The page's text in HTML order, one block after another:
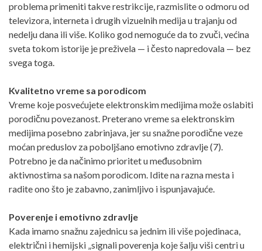
problema primeniti takve restrikcije, razmislite o odmoru od
televizora, interneta i drugih vizuelnih medija u trajanju od
nedelju dana ili više. Koliko god nemoguće da to zvuči, većina
sveta tokom istorije je preživela — i često napredovala — bez
svega toga.
Kvalitetno vreme sa porodicom
Vreme koje posvećujete elektronskim medijima može oslabiti
porodičnu povezanost. Preterano vreme sa elektronskim
medijima posebno zabrinjava, jer su snažne porodične veze
moćan preduslov za poboljšano emotivno zdravlje (7).
Potrebno je da načinimo prioritet u međusobnim
aktivnostima sa našom porodicom. Idite na razna mesta i
radite ono što je zabavno, zanimljivo i ispunjavajuće.
Poverenje i emotivno zdravlje
Kada imamo snažnu zajednicu sa jednim ili više pojedinaca,
električni i hemijski „signali poverenja koje šalju viši centri u